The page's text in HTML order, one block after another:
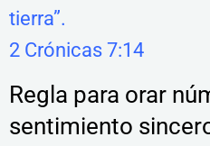
tierra”.
2 Crónicas 7:14
Regla para orar
sentimiento